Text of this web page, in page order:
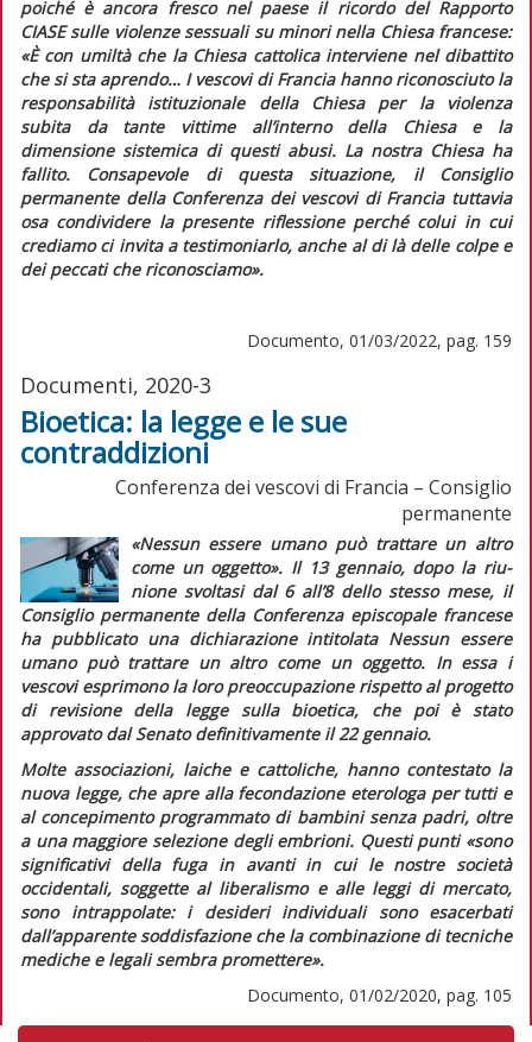
poiché è ancora fresco nel paese il ricordo del Rapporto
CIASEsulle violenze sessuali su minori nella Chiesa francese:
«È con umiltà che la Chiesa cattolica interviene nel dibattito
che si sta aprendo… I vescovi di Francia hanno riconosciuto la
responsabilità istituzionale della Chiesa per la violenza
subita da tante vittime all’interno della Chiesa e la
dimensione sistemica di questi abusi. La nostra Chiesa ha
fallito. Consapevole di questa situazione, il Consiglio
permanente della Conferenza dei vescovi di Francia tuttavia
osa condividere la presente riflessione perché colui in cui
crediamo ci invita a testimoniarlo, anche al di là delle colpe e
dei peccati che riconosciamo».
Documento, 01/03/2022, pag. 159
Documenti, 2020-3
Bioetica: la legge e le sue
contraddizioni
Conferenza dei vescovi di Francia – Consiglio
permanente
«Nessun essere umano può trattare un altro
come un oggetto». Il 13 gennaio, dopo la riu-
nione svoltasi dal 6 all’8 dello stesso mese, il
Consiglio permanente della Conferenza episcopale francese
ha pubblicato una dichiarazione intitolata Nessun essere
umano può trattare un altro come un oggetto. In essa i
vescovi esprimono la loro preoccupazione rispetto al progetto
di revisione della legge sulla bioetica, che poi è stato
approvato dal Senato definitivamente il 22 gennaio.
Molte associazioni, laiche e cattoliche, hanno contestato la
nuova legge, che apre alla fecondazione eterologa per tutti e
al concepimento programmato di bambini senza padri, oltre
a una maggiore selezione degli embrioni. Questi punti «sono
significativi della fuga in avanti in cui le nostre società
occidentali, soggette al liberalismo e alle leggi di mercato,
sono intrappolate: i desideri individuali sono esacerbati
dall’apparente soddisfazione che la combinazione di tecniche
mediche e legali sembra promettere».
Documento, 01/02/2020, pag. 105